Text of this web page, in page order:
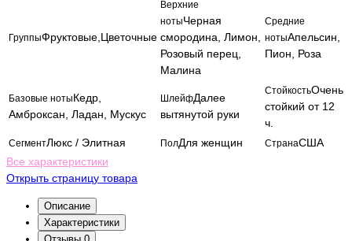
ГруппыФруктовые,Цветочные
Верхние
нотыЧерная
смородина, Лимон,
Розовый перец,
Малина
Средние
нотыАпельсин,
Пион, Роза
Базовые нотыКедр,
Амброксан, Ладан, Мускус
ШлейфДалее
вытянутой руки
СтойкостьОчень
стойкий от 12
ч.
СегментЛюкс / Элитная ПолДля женщин СтранаСША
Все характеристики
Открыть страницу товара
Описание
Характеристики